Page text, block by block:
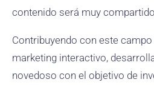
contenido será muy
Contribuyendo con este campo
marketing interactivo,
novedoso con el objetivo de